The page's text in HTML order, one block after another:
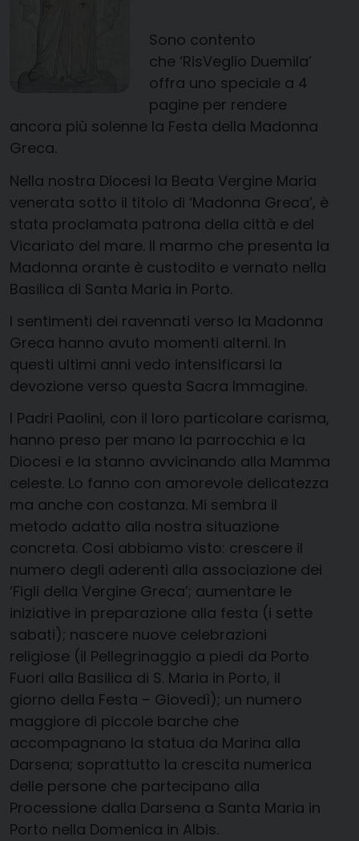
Sono contento
che ‘RisVeglio Duemila’
offra uno speciale a 4
pagine per rendere
ancora più solenne la Festa della Madonna
Greca.
Nella nostra Diocesi la Beata Vergine Maria
venerata sotto il titolo di ‘Madonna Greca’, è
stata proclamata patrona della città e del
Vicariato del mare. Il marmo che presenta la
Madonna orante è custodito e vernato nella
Basilica di Santa Maria in Porto.
I sentimenti dei ravennati verso la Madonna
Greca hanno avuto momenti alterni. In
questi ultimi anni vedo intensificarsi la
devozione verso questa Sacra Immagine.
I Padri Paolini, con il loro particolare carisma,
hanno preso per mano la parrocchia e la
Diocesi e la stanno avvicinando alla Mamma
celeste. Lo fanno con amorevole delicatezza
ma anche con costanza. Mi sembra il
metodo adatto alla nostra situazione
concreta. Cosi abbiamo visto: crescere il
numero degli aderenti alla associazione dei
‘Figli della Vergine Greca’; aumentare le
iniziative in preparazione alla festa (i sette
sabati); nascere nuove celebrazioni
religiose (il Pellegrinaggio a piedi da Porto
Fuori alla Basilica di S. Maria in Porto, il
giorno della Festa – Giovedì); un numero
maggiore di piccole barche che
accompagnano la statua da Marina alla
Darsena; soprattutto la crescita numerica
delle persone che partecipano alla
Processione dalla Darsena a Santa Maria in
Porto nella Domenica in Albis.